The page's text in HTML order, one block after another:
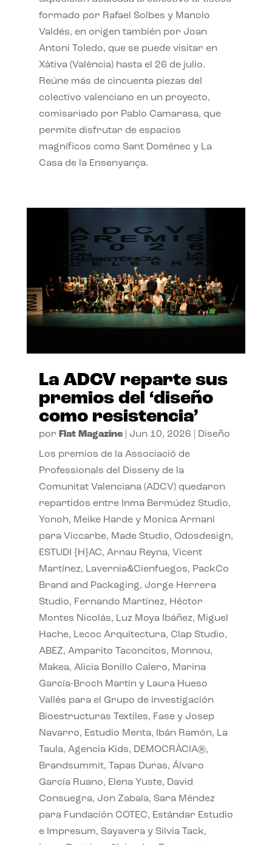
formado por Rafael Solbes y Manolo
Valdés, en origen también por Joan
Antoni Toledo, que se puede visitar en
Xàtiva (València) hasta el 26 de julio.
Reúne más de cincuenta piezas del
colectivo valenciano en un proyecto,
comisariado por Pablo Camarasa, que
permite disfrutar de espacios
magníficos como Sant Doménec y La
Casa de la Ensenyança.
La ADCV reparte sus
premios del ‘diseño
como resistencia’
por Flat Magazine| Jun 10, 2026 Diseño
Los premios de la Associació de
Professionals del Disseny de la
Comunitat Valenciana (ADCV) quedaron
repartidos entre Inma Bermúdez Studio,
Yonoh, Meike Harde y Monica Armani
para Viccarbe, Made Studio, Odosdesign,
ESTUDI {H}AC, Arnau Reyna, Vicent
Martínez, Lavernia&Cienfuegos, PackCo
Brand and Packaging, Jorge Herrera
Studio, Fernando Martínez, Héctor
Montes Nicolás, Luz Moya Ibáñez, Miguel
Hache, Lecoc Arquitectura, Clap Studio,
ABEZ, Amparito Taconcitos, Monnou,
Makea, Alicia Bonillo Calero, Marina
García-Broch Martín y Laura Hueso
Vallés para el Grupo de investigación
Bioestructuras Textiles, Fase y Josep
Navarro, Estudio Menta, Ibán Ramón, La
Taula, Agencia Kids, DEMOCRÀCIA®,
Brandsummit, Tapas Duras, Álvaro
García Ruano, Elena Yuste, David
Consuegra, Jon Zabala, Sara Méndez
para Fundación COTEC, Estándar Estudio
e Impresum, Sayavera y Silvia Tack,